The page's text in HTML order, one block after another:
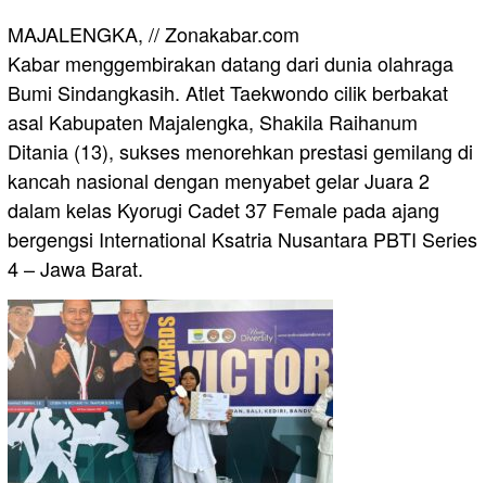
​MAJALENGKA, // Zonakabar.com
Kabar menggembirakan datang dari dunia olahraga
Bumi Sindangkasih. Atlet Taekwondo cilik berbakat
asal Kabupaten Majalengka, Shakila Raihanum
Ditania (13), sukses menorehkan prestasi gemilang di
kancah nasional dengan menyabet gelar Juara 2
dalam kelas Kyorugi Cadet 37 Female pada ajang
bergengsi International Ksatria Nusantara PBTI Series
4 – Jawa Barat.